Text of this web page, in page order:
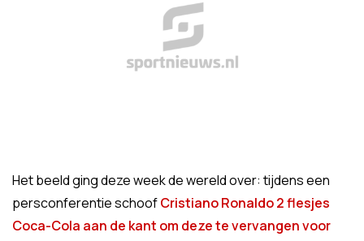
Het beeld ging deze week de wereld over: tijdens een
persconferentie schoofCristiano Ronaldo 2 flesjes
Coca-Cola aan de kant om deze te vervangen voor